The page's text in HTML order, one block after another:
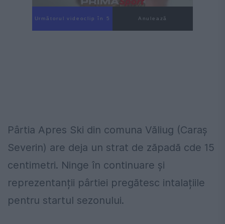
Următorul videoclip în 4 Anulează
Pârtia Apres Ski din comuna Văliug (Caraș
Severin) are deja un strat de zăpadă cde 15
centimetri. Ninge în continuare și
reprezentanții pârtiei pregătesc intalațiile
pentru startul sezonului.